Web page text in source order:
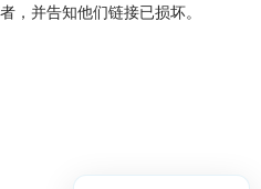
，并告知他们链接已损坏。